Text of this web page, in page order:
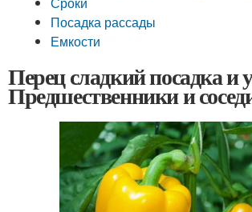
Посадка рассады
Емкости
Перец сладкий посадка и
Предшественники и